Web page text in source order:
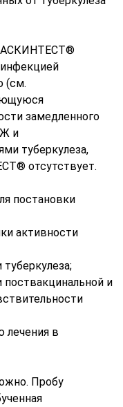
(см.
замедленного
и
туберкулеза,
отсутствует.
постановки
активности
поствакцинальной и
лечения в
Пробу